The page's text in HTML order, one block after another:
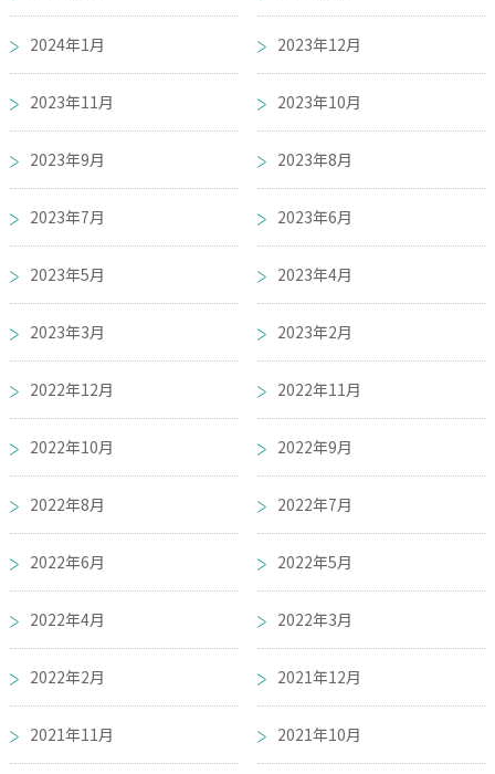
2024年1月 2023年12月
2023年11月 2023年10月
2023年9月 2023年8月
2023年7月 2023年6月
2023年5月 2023年4月
2023年3月 2023年2月
2022年12月 2022年11月
2022年10月 2022年9月
2022年8月 2022年7月
2022年6月 2022年5月
2022年4月 2022年3月
2022年2月 2021年12月
2021年11月 2021年10月